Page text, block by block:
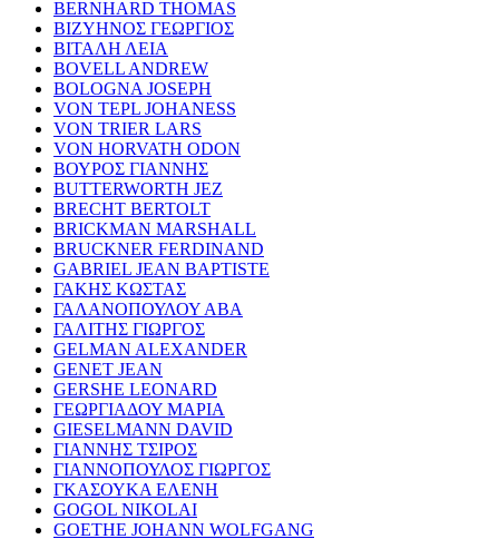
BERNHARD THOMAS
ΒΙΖΥΗΝΟΣ ΓΕΩΡΓΙΟΣ
ΒΙΤΑΛΗ ΛΕΙΑ
BOVELL ANDREW
BOLOGNA JOSEPH
VON TEPL JOHANESS
VON TRIER LARS
VON HORVATH ODON
ΒΟΥΡΟΣ ΓΙΑΝΝΗΣ
BUTTERWORTH JEZ
BRECHT BERTOLT
BRICKMAN MARSHALL
BRUCKNER FERDINAND
GABRIEL JEAN BAPTISTE
ΓΑΚΗΣ ΚΩΣΤΑΣ
ΓΑΛΑΝΟΠΟΥΛΟΥ ΑΒΑ
ΓΑΛΙΤΗΣ ΓΙΩΡΓΟΣ
GELMAN ALEXANDER
GENET JEAN
GERSHE LEONARD
ΓΕΩΡΓΙΑΔΟΥ ΜΑΡΙΑ
GIESELMANN DAVID
ΓΙΑΝΝΗΣ ΤΣΙΡΟΣ
ΓΙΑΝΝΟΠΟΥΛΟΣ ΓΙΩΡΓΟΣ
ΓΚΑΣΟΥΚΑ ΕΛΕΝΗ
GOGOL NIKOLAI
GOETHE JOHANN WOLFGANG